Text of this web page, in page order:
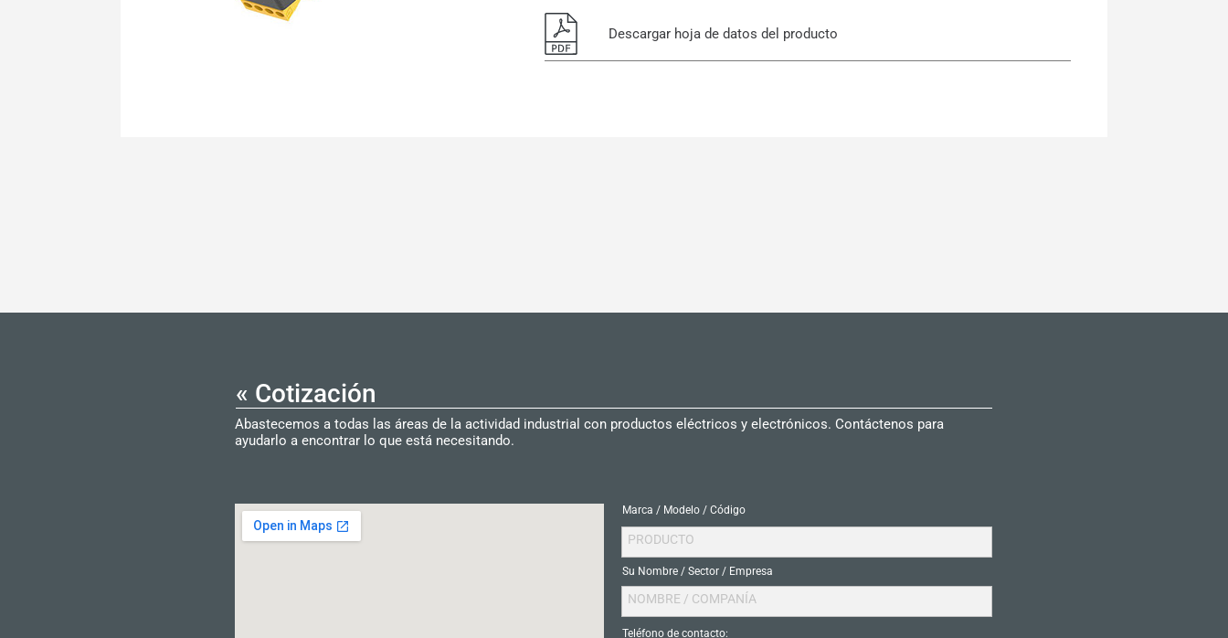
Descargar hoja de datos del producto
« Cotización
Abastecemos a todas las áreas de la actividad industrial con productos eléctricos y electrónicos. Contáctenos para
ayudarlo a encontrar lo que está necesitando.
Su Nombre / Sector / Empresa
NOMBRE / COMPANÍA
Teléfono de contacto:
Marca / Modelo / Código
PRODUCTO